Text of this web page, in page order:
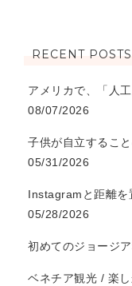
RECENT POSTS
アメリカで、「人
08/07/2026
子供が自立するこ
05/31/2026
Instagramと距離を
05/28/2026
初めてのジョージ
ベネチア観光 / 楽